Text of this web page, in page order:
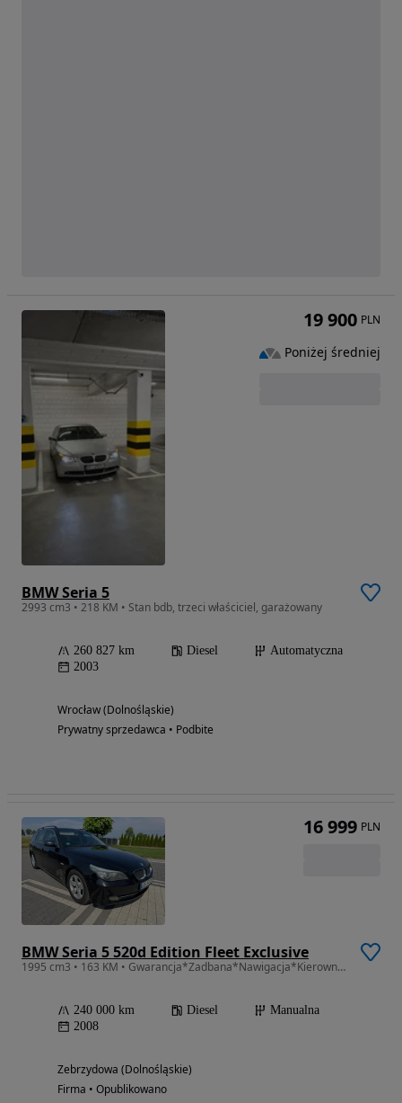
BMW Seria 5
2993 cm3 • 218 KM • Stan bdb, trzeci właściciel, garażowany
260 827 km Diesel
Automatyczna
2003
Wrocław (Dolnośląskie)
Prywatny sprzedawca • Podbite
19 900 PLN
Poniżej średniej
BMW Seria 5 520d Edition Fleet Exclusive
1995 cm3 • 163 KM • Gwarancja*Zadbana*Nawigacja*Kierownica M*2xPDC*ALU
240 000 km Diesel
Manualna
2008
Zebrzydowa (Dolnośląskie)
Firma • Opublikowano
16 999 PLN